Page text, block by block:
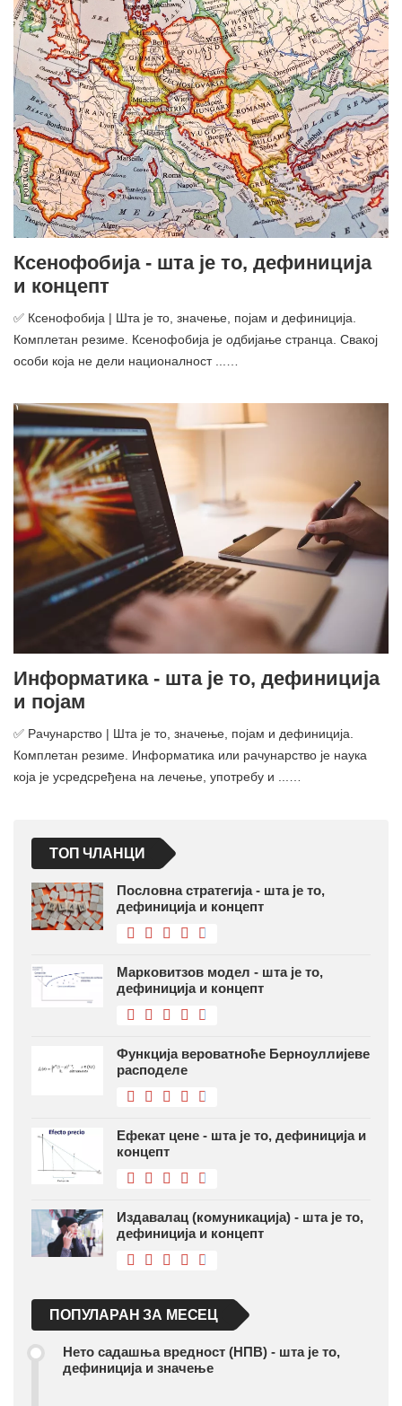
Ксенофобија - шта је то, дефиниција
и концепт
✅ Ксенофобија | Шта је то, значење, појам и дефиниција.
Комплетан резиме. Ксенофобија је одбијање странца. Свакој
особи која не дели националност ...…
Информатика - шта је то, дефиниција
и појам
✅ Рачунарство | Шта је то, значење, појам и дефиниција.
Комплетан резиме. Информатика или рачунарство је наука
која је усредсређена на лечење, употребу и ...…
ТОП ЧЛАНЦИ
Пословна стратегија - шта је то,
дефиниција и концепт
Марковитзов модел - шта је то,
дефиниција и концепт
Функција вероватноће Берноуллијеве
расподеле
Ефекат цене - шта је то, дефиниција и
концепт
Издавалац (комуникација) - шта је то,
дефиниција и концепт
ПОПУЛАРАН ЗА МЕСЕЦ
Нето садашња вредност (НПВ) - шта је то,
дефиниција и значење